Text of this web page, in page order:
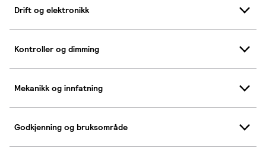
Drift og elektronikk
Kontroller og dimming
Mekanikk og innfatning
Godkjenning og bruksområde